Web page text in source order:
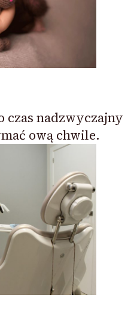
czas nadzwyczajny
ową chwile.